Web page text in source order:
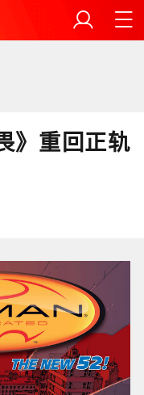
》重回正轨